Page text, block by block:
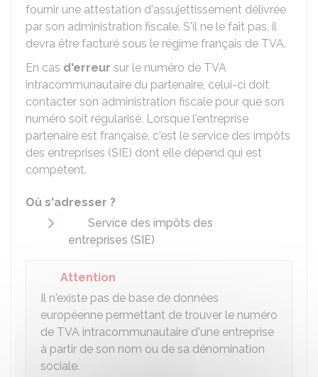
fournir une attestation d'assujettissement délivrée
par son administration fiscale. S'il ne le fait pas, il
devra être facturé sous le régime français de TVA.
En cas d'erreur sur le numéro de TVA
intracommunautaire du partenaire, celui-ci doit
contacter son administration fiscale pour que son
numéro soit régularisé. Lorsque l'entreprise
partenaire est française, c'est le service des impôts
des entreprises (SIE) dont elle dépend qui est
compétent.
Où s'adresser ?
Service des impôts des
entreprises (SIE)
Attention
Il n'existe pas de base de données
européenne permettant de trouver le numéro
de TVA intracommunautaire d'une entreprise
à partir de son nom ou de sa dénomination
sociale.